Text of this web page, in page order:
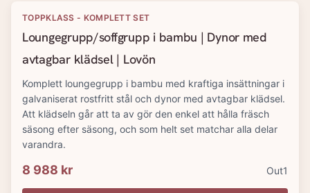
TOPPKLASS - KOMPLETT SET
Loungegrupp/soffgrupp i bambu | Dynor med
avtagbar klädsel | Lovön
Komplett loungegrupp i bambu med kraftiga insättningar i
galvaniserat rostfritt stål och dynor med avtagbar klädsel.
Att klädseln går att ta av gör den enkel att hålla fräsch
säsong efter säsong, och som helt set matchar alla delar
varandra.
8 988 kr Out1